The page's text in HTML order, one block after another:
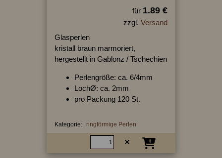
für 1.89 €
zzgl. Versand
Glasperlen
kristall braun marmoriert,
hergestellt in Gablonz / Tschechien
Perlengröße: ca. 6/4mm
LochØ: ca. 2mm
pro Packung 120 St.
Kategorie: ringförmige Perlen